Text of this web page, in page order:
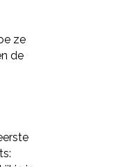
ze
de